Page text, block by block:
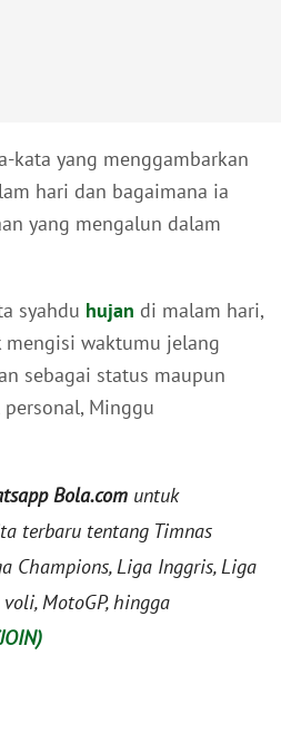
kata yang menggambarkan
hari dan bagaimana ia
yang mengalun dalam
syahdu hujan di malam hari,
mengisi waktumu jelang
sebagai status maupun
Minggu
Bola.com untuk
terbaru tentang Timnas
Champions, Liga Inggris, Liga
MotoGP, hingga